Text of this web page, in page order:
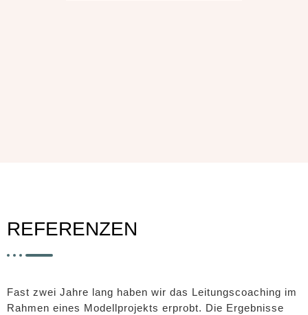
REFERENZEN
Fast zwei Jahre lang haben wir das Leitungscoaching im
Rahmen eines Modellprojekts erprobt. Die Ergebnisse